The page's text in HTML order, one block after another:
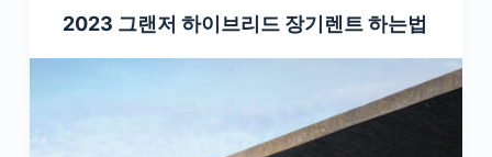
2023 그랜저 하이브리드 장기렌트 하는법